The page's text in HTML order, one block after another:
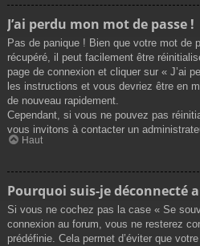
J’ai perdu mon mot de passe !
Pas de panique ! Bien que votre mot de
récupéré, il peut facilement être
page de connexion et cliquer sur « J’ai
les instructions et vous devriez être en
de nouveau rapidement.
Cependant, si vous ne pouvez pas
vous invitons à contacter un
Haut
Pourquoi suis-je déconnecté
Si vous ne cochez pas la case « Se
connexion au forum, vous ne resterez
prédéfinie. Cela permet d’éviter que